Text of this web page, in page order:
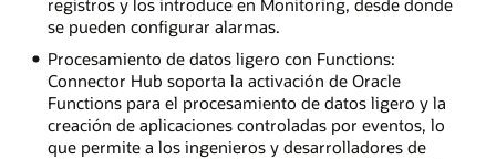
registros y los introduce en Monitoring, desde donde
se pueden configurar alarmas.
Procesamiento de datos ligero con Functions:
Connector Hub soporta la activación de Oracle
Functions para el procesamiento de datos ligero y la
creación de aplicaciones controladas por eventos, lo
que permite a los ingenieros y desarrolladores de